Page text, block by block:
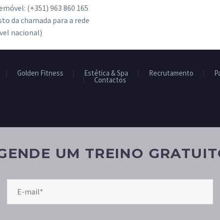
(+351) 963 860 165
da chamada para a rede
nacional)
Golden Fitness Estética & Spa Recrutamento
Contactos
UM TREINO